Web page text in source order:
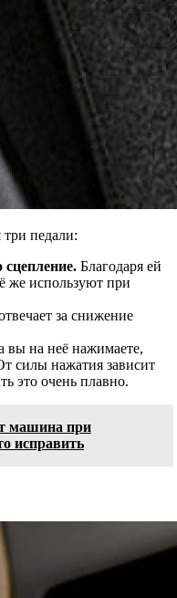
педали:
Благодаря ей
же используют при
за снижение
вы на неё нажимаете,
силы нажатия зависит
это очень плавно.
машина при
исправить